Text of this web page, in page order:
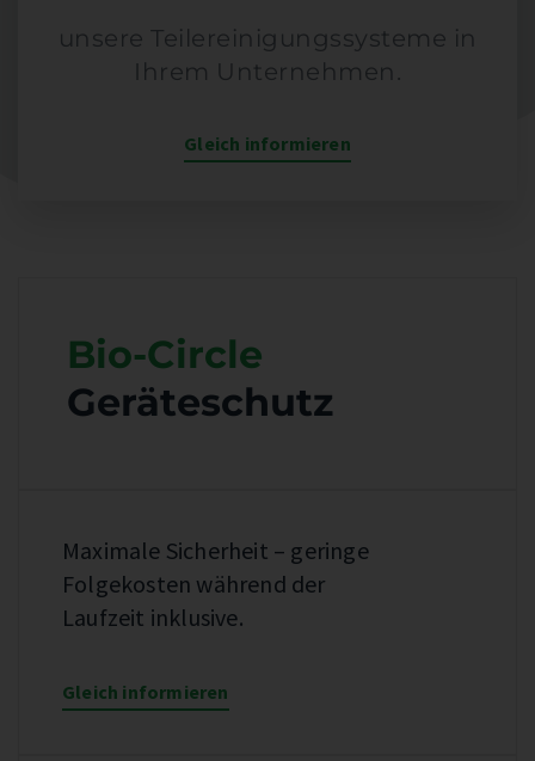
unsere Teilereinigungssysteme in
Ihrem Unternehmen.
Gleich informieren
Bio-Circle
Geräteschutz
Maximale Sicherheit – geringe
Folgekosten während der
Laufzeit inklusive.
Gleich informieren